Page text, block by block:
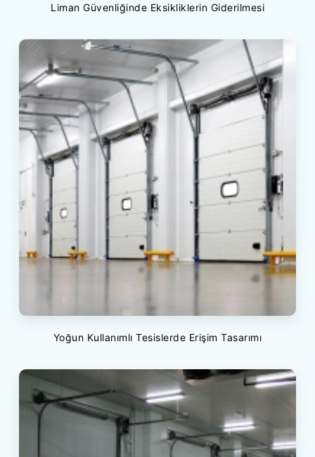
Liman Güvenliğinde Eksikliklerin Giderilmesi
Yoğun Kullanımlı Tesislerde Erişim Tasarımı